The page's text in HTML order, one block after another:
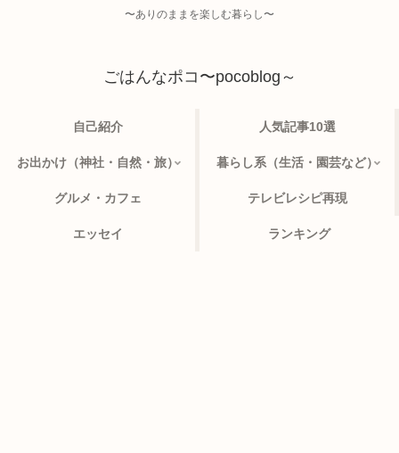
〜ありのままを楽しむ暮らし〜
ごはんなポコ〜pocoblog～
自己紹介 人気記事10選
お出かけ（神社・自然・旅） 暮らし系（生活・園芸など）
グルメ・カフェ テレビレシピ再現
エッセイ ランキング